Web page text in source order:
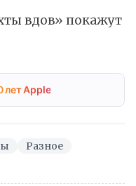
вдов» покажут
лет Apple
Разное